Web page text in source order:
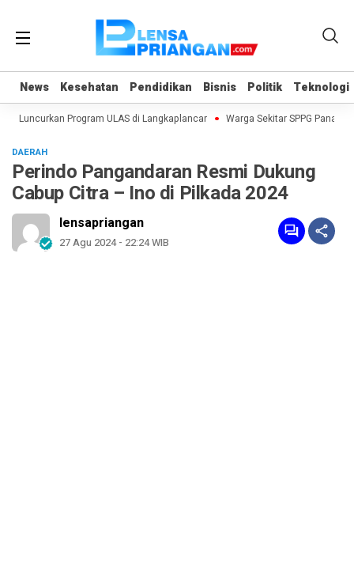
News Kesehatan Pendidikan Bisnis Politik Teknologi
News Kesehatan Pendidikan Bisnis Politik Teknologi
Luncurkan Program ULAS di Langkaplancar Warga Sekitar SPPG
DAERAH
Perindo Pangandaran Resmi Dukung
Cabup Citra – Ino di Pilkada 2024
lensapriangan
27 Agu 2024 - 22:24 WIB